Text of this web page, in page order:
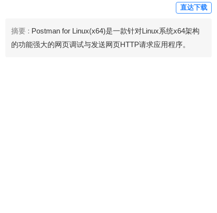
直达下载
摘要 : Postman for Linux(x64)是一款针对Linux系统x64架构
的功能强大的网页调试与发送网页HTTP请求应用程序。